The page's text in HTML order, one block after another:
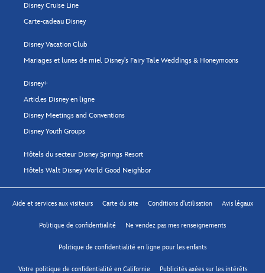
Disney Cruise Line
Carte-cadeau Disney
Disney Vacation Club
Mariages et lunes de miel Disney's Fairy Tale Weddings & Honeymoons
Disney+
Articles Disney en ligne
Disney Meetings and Conventions
Disney Youth Groups
Hôtels du secteur Disney Springs Resort
Hôtels Walt Disney World Good Neighbor
Aide et services aux visiteurs Carte du site Conditions d'utilisation Avis légaux
Politique de confidentialité Ne vendez pas mes renseignements
Politique de confidentialité en ligne pour les enfants
Votre politique de confidentialité en Californie Publicités axées sur les intérêts